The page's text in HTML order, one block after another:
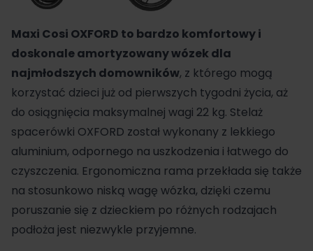
Maxi Cosi OXFORD to bardzo komfortowy i
doskonale amortyzowany wózek dla
najmłodszych domowników, z którego mogą
korzystać dzieci już od pierwszych tygodni życia, aż
do osiągnięcia maksymalnej wagi 22 kg. Stelaż
spacerówki OXFORD został wykonany z lekkiego
aluminium, odpornego na uszkodzenia i łatwego do
czyszczenia. Ergonomiczna rama przekłada się także
na stosunkowo niską wagę wózka, dzięki czemu
poruszanie się z dzieckiem po różnych rodzajach
podłoża jest niezwykle przyjemne.